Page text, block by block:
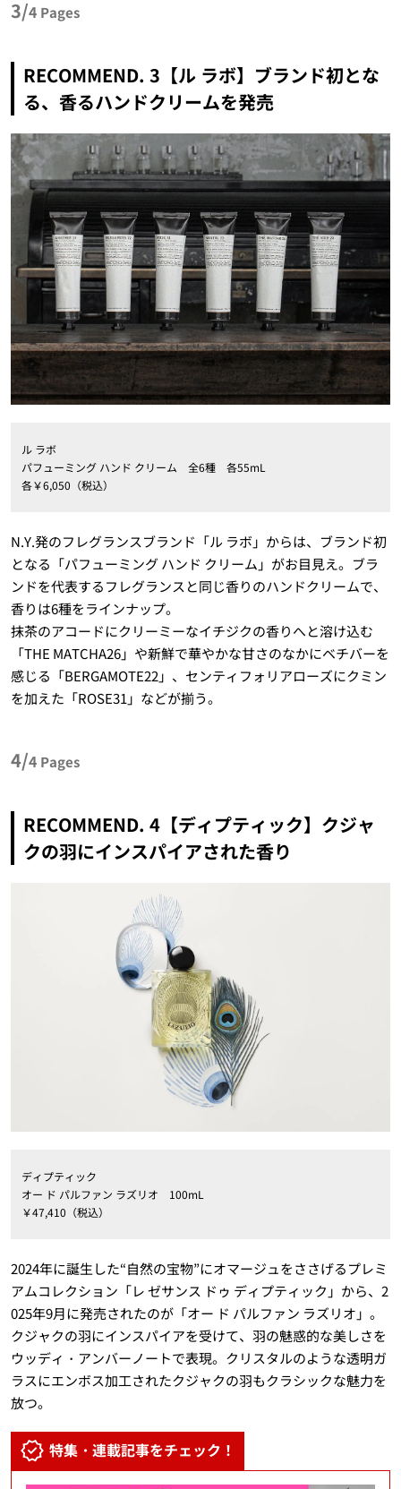
3/4 Pages
RECOMMEND. 3【ル ラボ】ブランド初とな
る、香るハンドクリームを発売
ル ラボ
パフューミング ハンド クリーム 全6種 各55mL
各￥6,050（税込）
N.Y.発のフレグランスブランド「ル ラボ」からは、ブランド初
となる「パフューミング ハンド クリーム」がお目見え。ブラ
ンドを代表するフレグランスと同じ香りのハンドクリームで、
香りは6種をラインナップ。
抹茶のアコードにクリーミーなイチジクの香りへと溶け込む
「THE MATCHA26」や新鮮で華やかな甘さのなかにベチバーを
感じる「BERGAMOTE22」、センティフォリアローズにクミン
を加えた「ROSE31」などが揃う。
4/4 Pages
RECOMMEND. 4【ディプティック】クジャ
クの羽にインスパイアされた香り
ディプティック
オー ド パルファン ラズリオ 100mL
￥47,410（税込）
2024年に誕生した“自然の宝物”にオマージュをささげるプレミ
アムコレクション「レ ゼサンス ドゥ ディプティック」から、2
025年9月に発売されたのが「オー ド パルファン ラズリオ」。
クジャクの羽にインスパイアを受けて、羽の魅惑的な美しさを
ウッディ・アンバーノートで表現。クリスタルのような透明ガ
ラスにエンボス加工されたクジャクの羽もクラシックな魅力を
放つ。
特集・連載記事をチェック！